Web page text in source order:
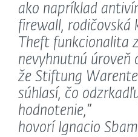
ako napríklad
firewall,
Theft funkcionalita
nevyhnutnú úroveň
že Stiftung
súhlasí, čo
hodnotenie,”
hovorí Ignacio